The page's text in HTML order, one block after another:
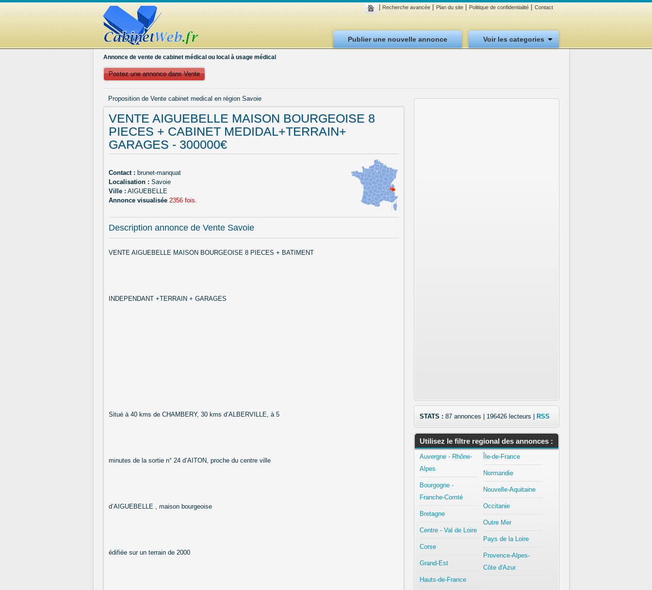
Publier une nouvelle annonce
Recherche avancée Plan du site Politique de confidentialité Contact
Voir les categories
Annonce de vente de cabinet médical ou local à usage médical
Postez une annonce dans Vente
Proposition de Vente cabinet medical en région Savoie
VENTE AIGUEBELLE MAISON BOURGEOISE 8
PIECES + CABINET MEDIDAL+TERRAIN+
GARAGES - 300000€
Contact : brunet-manquat
Localisation : Savoie
Ville : AIGUEBELLE
Annonce visualisée 2356 fois.
Description annonce de Vente Savoie
VENTE AIGUEBELLE MAISON BOURGEOISE 8 PIECES + BATIMENT
INDEPENDANT +TERRAIN + GARAGES
Situé à 40 kms de CHAMBERY, 30 kms d’ALBERVILLE, à 5
minutes de la sortie n° 24 d’AITON, proche du centre ville
d’AIGUEBELLE , maison bourgeoise
édifiée sur un terrain de 2000
STATS : 87 annonces | 196426 lecteurs | RSS
Utilisez le filtre regional des annonces :
Auvergne - Rhône-
Alpes
Bourgogne -
Franche-Comté
Bretagne
Centre - Val de Loire
Corse
Grand-Est
Hauts-de-France
Île-de-France
Normandie
Nouvelle-Aquitaine
Occitanie
Outre Mer
Pays de la Loire
Provence-Alpes-
Côte d'Azur